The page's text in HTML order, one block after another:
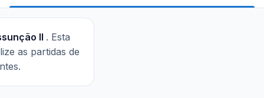
II . Esta
as partidas de